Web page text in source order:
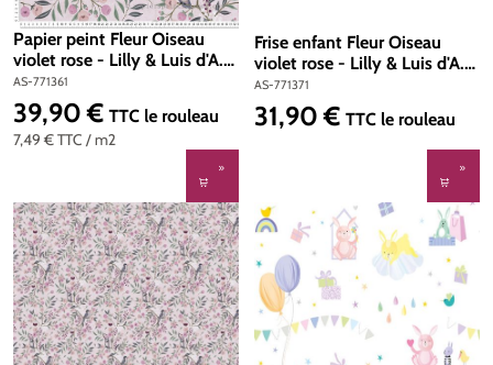
Papier peint Fleur Oiseau
violet rose - Lilly & Luis d'A.S.
Création | Réf. AS-771361
AS-771361
7,49 €TTC / m2
Prix régulier :
39,90 € TTC le rouleau
Frise enfant Fleur Oiseau
violet rose - Lilly & Luis d'A.S.
Création | Réf. AS-771371
AS-771371
Prix régulier :
31,90 € TTC le rouleau